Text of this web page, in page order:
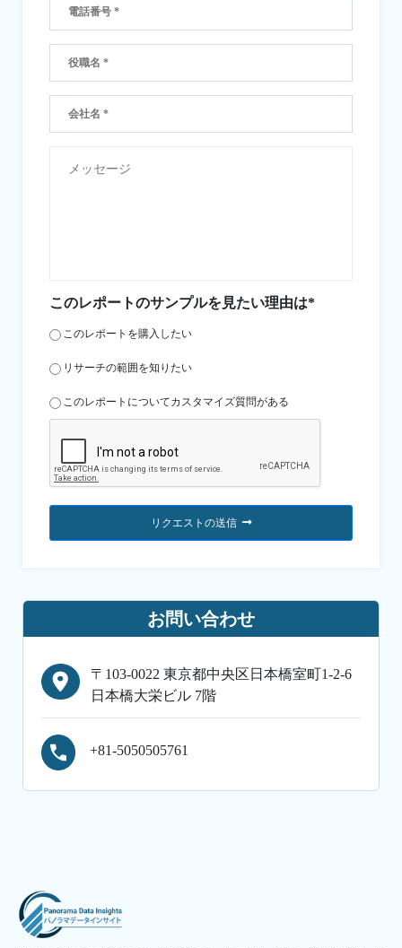
このレポートのサンプルを見たい理由は*
このレポートを購入したい
リサーチの範囲を知りたい
このレポートについてカスタマイズ質問がある
リクエストの送信
お問い合わせ
〒103-0022 東京都中央区日本橋室町1-2-6
日本橋大栄ビル 7階
+81-5050505761